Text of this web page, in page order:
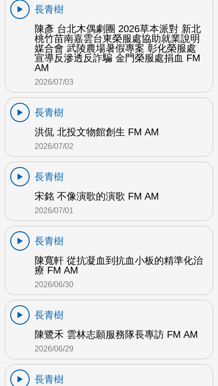
長青樹
陳彥 台北木偶劇團 2026草本派對 新北
桃竹苗南嘉雲台東榮服處協助就業說明
媒合會 武陵農場暑假專案 彰化榮服處
宣導反滲透反詐騙 金門榮服處捐血 FM
AM
2026/07/03
長青樹
洪侃 北投文物館創生 FM AM
2026/07/02
長青樹
宋銘 不像演歌的演歌 FM AM
2026/07/01
長青樹
陳寬軒 從抗凝血到抗血小板的精準化治
療 FM AM
2026/06/30
長青樹
陳鷺禾 雲林志願服務隊長專訪 FM AM
2026/06/29
長青樹